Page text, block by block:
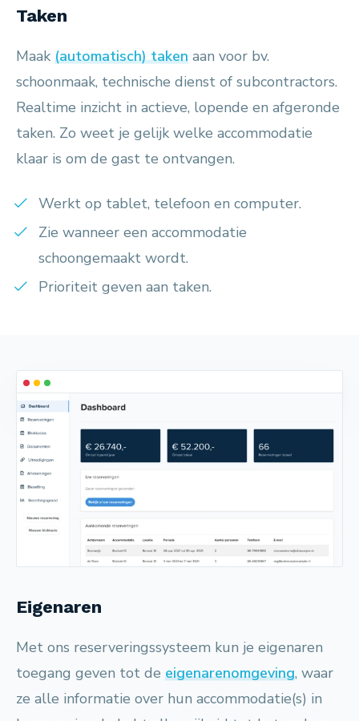
Taken
Maak (automatisch) taken aan voor bv.
schoonmaak, technische dienst of subcontractors.
Realtime inzicht in actieve, lopende en afgeronde
taken. Zo weet je gelijk welke accommodatie
klaar is om de gast te ontvangen.
Werkt op tablet, telefoon en computer.
Zie wanneer een accommodatie
schoongemaakt wordt.
Prioriteit geven aan taken.
Eigenaren
Met ons reserveringssysteem kun je eigenaren
toegang geven tot de eigenarenomgeving, waar
ze alle informatie over hun accommodatie(s) in